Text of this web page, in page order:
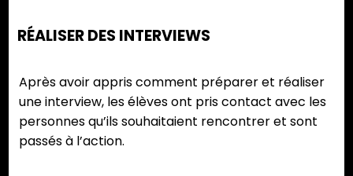
RÉALISER DES INTERVIEWS
Après avoir appris comment préparer et réaliser
une interview, les élèves ont pris contact avec les
personnes qu’ils souhaitaient rencontrer et sont
passés à l’action.